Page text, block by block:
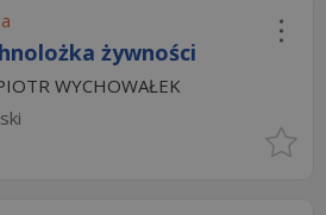
żywności
WYCHOWAŁEK